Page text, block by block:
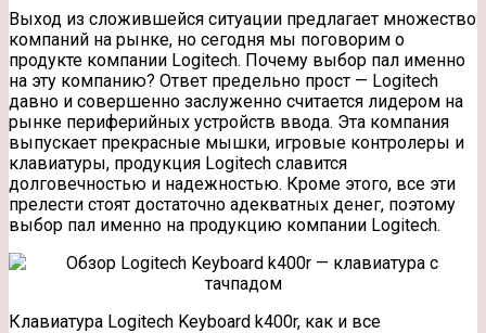
Выход из сложившейся ситуации предлагает множество
компаний на рынке, но сегодня мы поговорим о
продукте компании Logitech. Почему выбор пал именно
на эту компанию? Ответ предельно прост — Logitech
давно и совершенно заслуженно считается лидером на
рынке периферийных устройств ввода. Эта компания
выпускает прекрасные мышки, игровые контролеры и
клавиатуры, продукция Logitech славится
долговечностью и надежностью. Кроме этого, все эти
прелести стоят достаточно адекватных денег, поэтому
выбор пал именно на продукцию компании Logitech.
Клавиатура Logitech Keyboard k400r, как и все